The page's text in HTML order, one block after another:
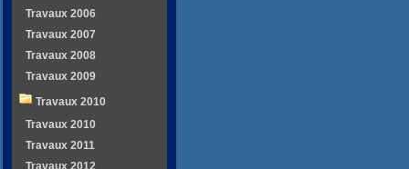
Travaux 2006
Travaux 2007
Travaux 2008
Travaux 2009
Travaux 2010
Travaux 2010
Travaux 2011
Travaux 2012